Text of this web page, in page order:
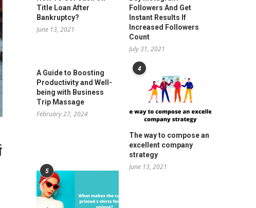
Title Loan After
Bankruptcy?
June 13, 2021
Followers And Get
Instant Results If
Increased Followers
Count
July 31, 2021
A Guide to Boosting
Productivity and Well-
being with Business
Trip Massage
February 27, 2024
4
The way to compose an
excellent company
strategy
June 13, 2021
5